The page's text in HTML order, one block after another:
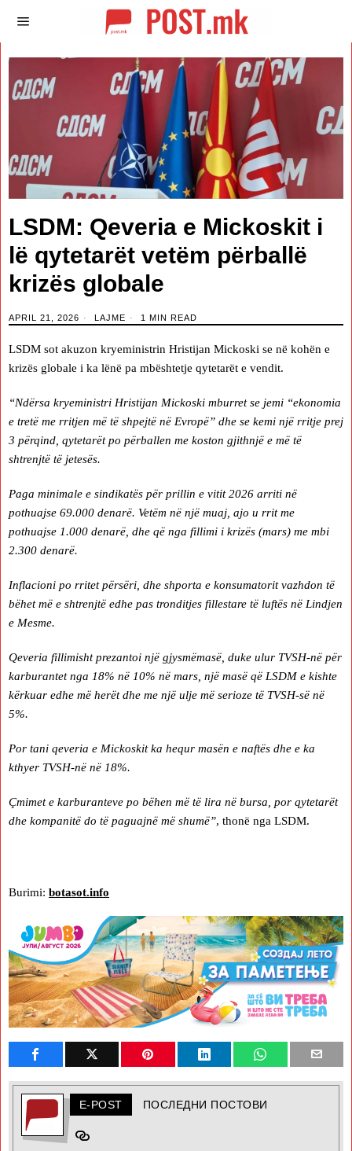
LSDM: Qeveria e Mickoskit i
lë qytetarët vetëm përballë
krizës globale
APRIL 21, 2026 LAJME 1 MIN READ
LSDM sot akuzon kryeministrin Hristijan Mickoski se në kohën e
krizës globale i ka lënë pa mbështetje qytetarët e vendit.
“Ndërsa kryeministri Hristijan Mickoski mburret se jemi “ekonomia
e tretë me rritjen më të shpejtë në Evropë” dhe se kemi një rritje prej
3 përqind, qytetarët po përballen me koston gjithnjë e më të
shtrenjtë të jetesës.
Paga minimale e sindikatës për prillin e vitit 2026 arriti në
pothuajse 69.000 denarë. Vetëm në një muaj, ajo u rrit me
pothuajse 1.000 denarë, dhe që nga fillimi i krizës (mars) me mbi
2.300 denarë.
Inflacioni po rritet përsëri, dhe shporta e konsumatorit vazhdon të
bëhet më e shtrenjtë edhe pas tronditjes fillestare të luftës në Lindjen
e Mesme.
Qeveria fillimisht prezantoi një gjysmëmasë, duke ulur TVSH-në për
karburantet nga 18% në 10% në mars, një masë që LSDM e kishte
kërkuar edhe më herët dhe me një ulje më serioze të TVSH-së në
5%.
Por tani qeveria e Mickoskit ka hequr masën e naftës dhe e ka
kthyer TVSH-në në 18%.
Çmimet e karburanteve po bëhen më të lira në bursa, por qytetarët
dhe kompanitë do të paguajnë më shumë”, thonë nga LSDM.
Burimi: botasot.info
E-POST ПОСЛЕДНИ ПОСТОВИ